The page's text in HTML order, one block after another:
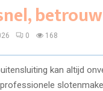
0 168
kan altijd